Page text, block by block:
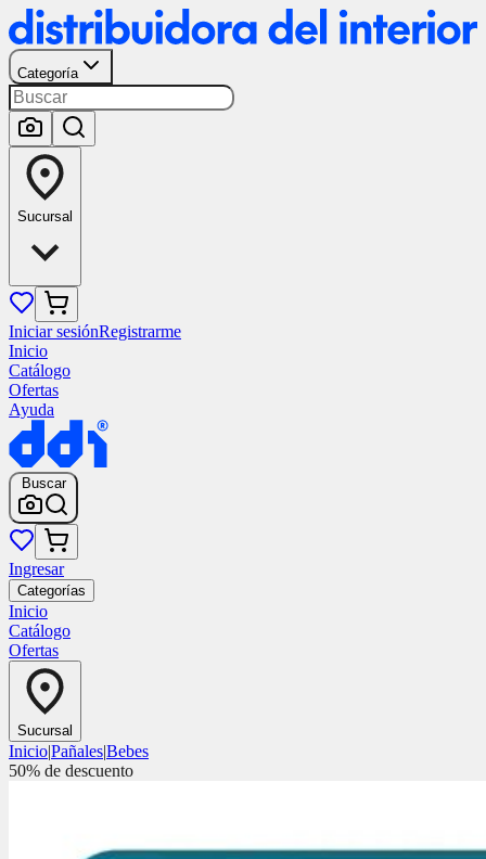
Categoría
Sucursal
Iniciar sesiónRegistrarme
Inicio
Catálogo
Ofertas
Ayuda
Buscar
Ingresar
Categorías
Inicio
Catálogo
Ofertas
Sucursal
Inicio|Pañales|Bebes
50% de descuento